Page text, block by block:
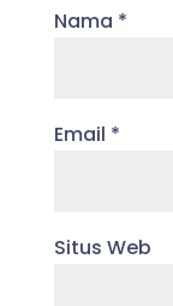
Nama *
Email *
Situs Web